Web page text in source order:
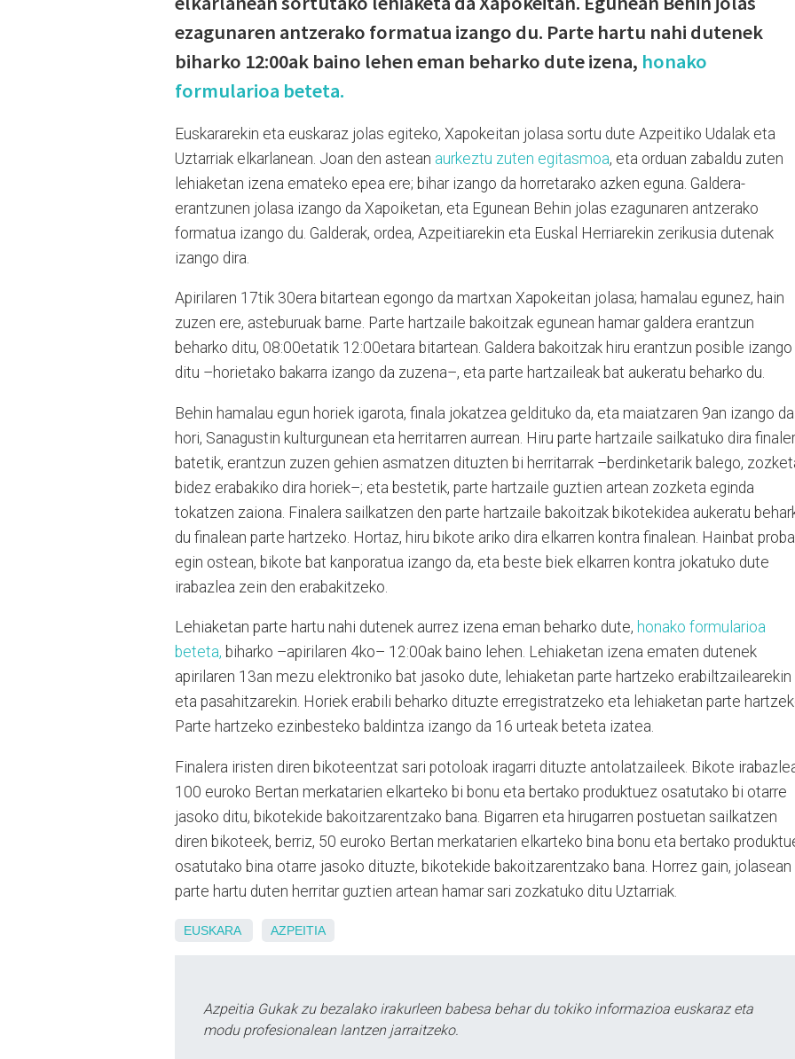
ezagunaren antzerako formatua izango du. Parte hartu nahi dutenek
biharko 12:00ak baino lehen eman beharko dute izena, honako
formularioa beteta.
Euskararekin eta euskaraz jolas egiteko, Xapokeitan jolasa sortu dute Azpeitiko Udalak eta
Uztarriak elkarlanean. Joan den astean aurkeztu zuten egitasmoa, eta orduan zabaldu zuten
lehiaketan izena emateko epea ere; bihar izango da horretarako azken eguna. Galdera-
erantzunen jolasa izango da Xapoiketan, eta Egunean Behin jolas ezagunaren antzerako
formatua izango du. Galderak, ordea, Azpeitiarekin eta Euskal Herriarekin zerikusia dutenak
izango dira.
Apirilaren 17tik 30era bitartean egongo da martxan Xapokeitan jolasa; hamalau egunez, hain
zuzen ere, asteburuak barne. Parte hartzaile bakoitzak egunean hamar galdera erantzun
beharko ditu, 08:00etatik 12:00etara bitartean. Galdera bakoitzak hiru erantzun posible izango
ditu –horietako bakarra izango da zuzena–, eta parte hartzaileak bat aukeratu beharko du.
Behin hamalau egun horiek igarota, finala jokatzea geldituko da, eta maiatzaren 9an izango da
hori, Sanagustin kulturgunean eta herritarren aurrean. Hiru parte hartzaile sailkatuko dira
batetik, erantzun zuzen gehien asmatzen dituzten bi herritarrak –berdinketarik balego,
bidez erabakiko dira horiek–; eta bestetik, parte hartzaile guztien artean zozketa eginda
tokatzen zaiona. Finalera sailkatzen den parte hartzaile bakoitzak bikotekidea aukeratu
du finalean parte hartzeko. Hortaz, hiru bikote ariko dira elkarren kontra finalean. Hainbat proba
egin ostean, bikote bat kanporatua izango da, eta beste biek elkarren kontra jokatuko dute
irabazlea zein den erabakitzeko.
Lehiaketan parte hartu nahi dutenek aurrez izena eman beharko dute, honako formularioa
beteta, biharko –apirilaren 4ko– 12:00ak baino lehen. Lehiaketan izena ematen dutenek
apirilaren 13an mezu elektroniko bat jasoko dute, lehiaketan parte hartzeko erabiltzailearekin
eta pasahitzarekin. Horiek erabili beharko dituzte erregistratzeko eta lehiaketan parte
Parte hartzeko ezinbesteko baldintza izango da 16 urteak beteta izatea.
Finalera iristen diren bikoteentzat sari potoloak iragarri dituzte antolatzaileek. Bikote
100 euroko Bertan merkatarien elkarteko bi bonu eta bertako produktuez osatutako bi otarre
jasoko ditu, bikotekide bakoitzarentzako bana. Bigarren eta hirugarren postuetan sailkatzen
diren bikoteek, berriz, 50 euroko Bertan merkatarien elkarteko bina bonu eta bertako
osatutako bina otarre jasoko dituzte, bikotekide bakoitzarentzako bana. Horrez gain, jolasean
parte hartu duten herritar guztien artean hamar sari zozkatuko ditu Uztarriak.
EUSKARA AZPEITIA
Azpeitia Gukak zu bezalako irakurleen babesa behar du tokiko informazioa euskaraz eta
modu profesionalean lantzen jarraitzeko.